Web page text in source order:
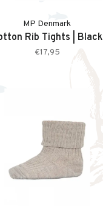
MP Denmark
Rib Tights | Black
€17,95